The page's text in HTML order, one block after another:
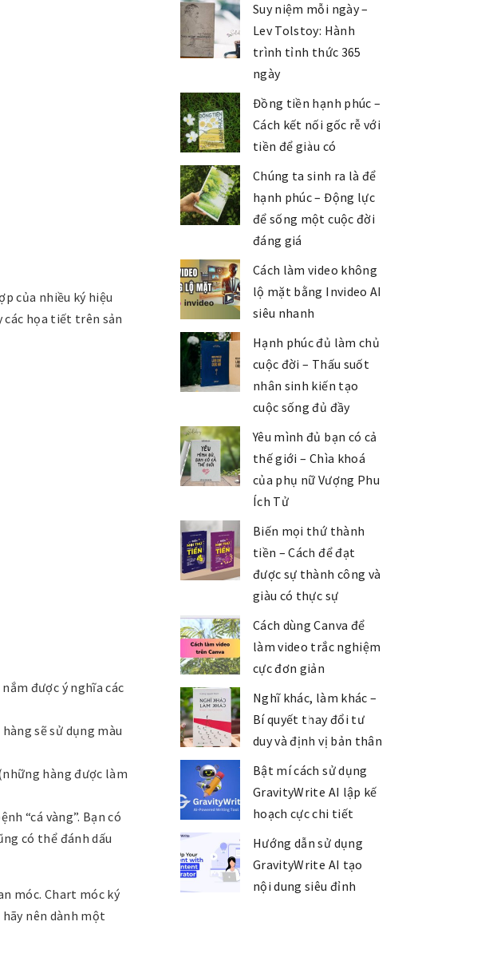
của nhiều ký hiệu
các họa tiết trên sản
được ý nghĩa các
sẽ sử dụng màu
hàng được làm
“cá vàng”. Bạn có
có thể đánh dấu
móc. Chart móc ký
nên dành một
Suy niệm mỗi ngày –
Lev Tolstoy: Hành
trình tỉnh thức 365
ngày
Đồng tiền hạnh phúc –
Cách kết nối gốc rễ với
tiền để giàu có
Chúng ta sinh ra là để
hạnh phúc – Động lực
để sống một cuộc đời
đáng giá
Cách làm video không
lộ mặt bằng Invideo AI
siêu nhanh
Hạnh phúc đủ làm chủ
cuộc đời – Thấu suốt
nhân sinh kiến tạo
cuộc sống đủ đầy
Yêu mình đủ bạn có cả
thế giới – Chìa khoá
của phụ nữ Vượng Phu
Ích Tử
Biến mọi thứ thành
tiền – Cách để đạt
được sự thành công và
giàu có thực sự
Cách dùng Canva để
làm video trắc nghiệm
cực đơn giản
Nghĩ khác, làm khác –
Bí quyết thay đổi tư
duy và định vị bản thân
Bật mí cách sử dụng
GravityWrite AI lập kế
hoạch cực chi tiết
Hướng dẫn sử dụng
GravityWrite AI tạo
nội dung siêu đỉnh